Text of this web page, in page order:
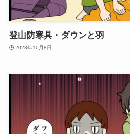
登山防寒具・ダウンと羽
2023年10月8日